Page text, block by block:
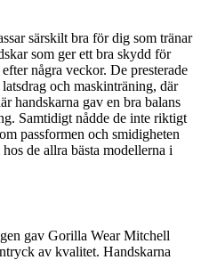
särskilt bra för dig som tränar
som ger ett bra skydd för
några veckor. De presterade
och maskinträning, där
handskarna gav en bra balans
Samtidigt nådde de inte riktigt
passformen och smidigheten
de allra bästa modellerna i
gav Gorilla Wear Mitchell
av kvalitet. Handskarna